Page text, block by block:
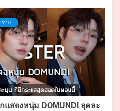
ชาย
แสดงหนุ่ม DOMUNDI ลุคละ